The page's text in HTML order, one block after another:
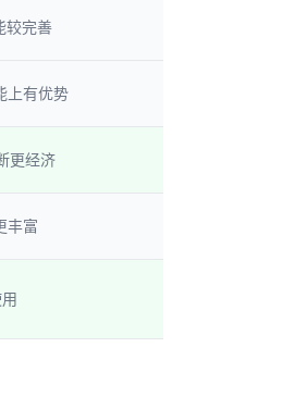
较完善
上有优势
更经济
丰富